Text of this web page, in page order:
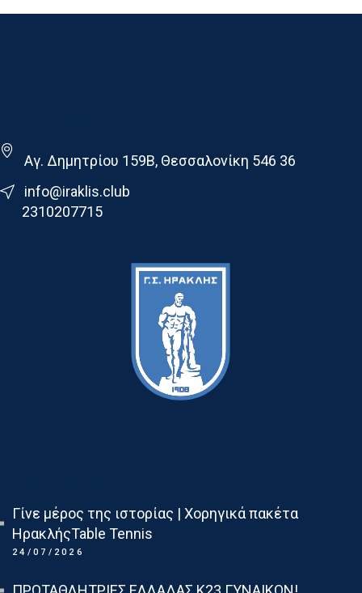
Αγ. Δημητρίου 159Β, Θεσσαλονίκη 546 36
info@iraklis.club
2310207715
Γίνε μέρος της ιστορίας | Χορηγικά πακέτα
ΗρακλήςTable Tennis
24/07/2026